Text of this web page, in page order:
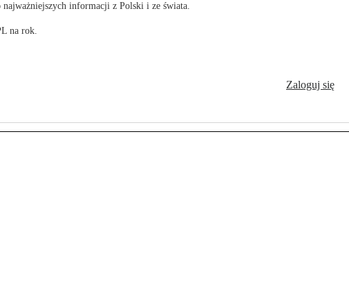
informacji z Polski i ze świata.
na rok.
Zaloguj się